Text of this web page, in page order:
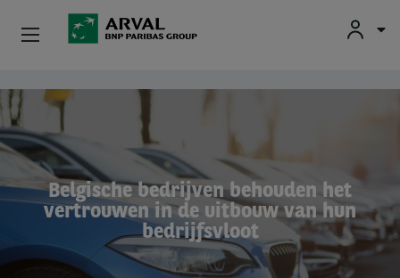
Overslaan en naar de inhoud gaan
Belgische bedrijven behouden het
vertrouwen in de uitbouw van hun
bedrijfsvloot
Particulieren
Kmo's & Zelfstandigen
Corporate
Tweedehands Wagens
Over Arval